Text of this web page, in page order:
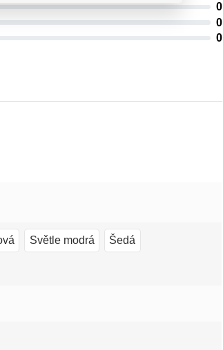
0
0
0
Světle modrá Šedá